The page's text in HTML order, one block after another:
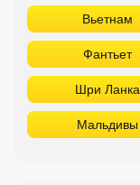
Вьетнам
Фантьет
Шри Ланка
Мальдивы